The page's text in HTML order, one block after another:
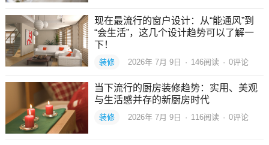
现在最流行的窗户设计：从“能通风”到
“会生活”，这几个设计趋势可以了解一
下！
装修 2026年 7月 9日 · 146阅读 · 0评论
当下流行的厨房装修趋势：实用、美观
与生活感并存的新厨房时代
装修 2026年 7月 9日 · 116阅读 · 0评论